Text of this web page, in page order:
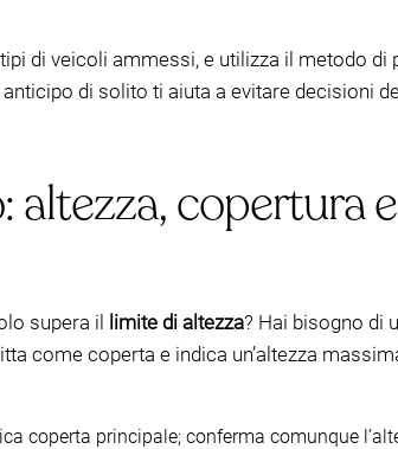
di veicoli ammessi, e utilizza il metodo di
di solito ti aiuta a evitare decisioni
altezza, copertura e
supera il limite di altezza? Hai bisogno di
come coperta e indica un’altezza
coperta principale; conferma comunque